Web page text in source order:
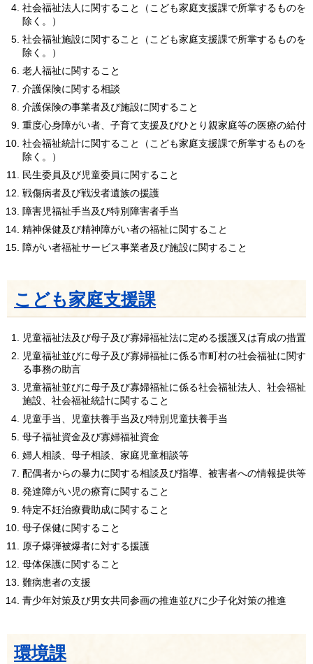
社会福祉法人に関すること（こども家庭支援課で所掌するものを
除く。）
社会福祉施設に関すること（こども家庭支援課で所掌するものを
除く。）
老人福祉に関すること
介護保険に関する相談
介護保険の事業者及び施設に関すること
重度心身障がい者、子育て支援及びひとり親家庭等の医療の給付
社会福祉統計に関すること（こども家庭支援課で所掌するものを
除く。）
民生委員及び児童委員に関すること
戦傷病者及び戦没者遺族の援護
障害児福祉手当及び特別障害者手当
精神保健及び精神障がい者の福祉に関すること
障がい者福祉サービス事業者及び施設に関すること
こども家庭支援課
児童福祉法及び母子及び寡婦福祉法に定める援護又は育成の措置
児童福祉並びに母子及び寡婦福祉に係る市町村の社会福祉に関す
る事務の助言
児童福祉並びに母子及び寡婦福祉に係る社会福祉法人、社会福祉
施設、社会福祉統計に関すること
児童手当、児童扶養手当及び特別児童扶養手当
母子福祉資金及び寡婦福祉資金
婦人相談、母子相談、家庭児童相談等
配偶者からの暴力に関する相談及び指導、被害者への情報提供等
発達障がい児の療育に関すること
特定不妊治療費助成に関すること
母子保健に関すること
原子爆弾被爆者に対する援護
母体保護に関すること
難病患者の支援
青少年対策及び男女共同参画の推進並びに少子化対策の推進
環境課